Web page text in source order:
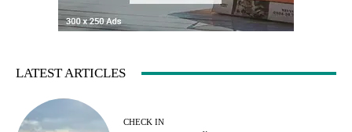
LATEST ARTICLES
CHECK IN